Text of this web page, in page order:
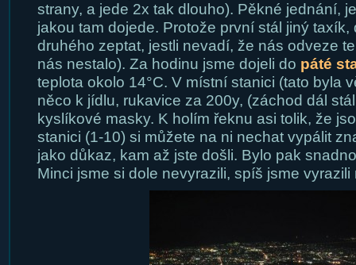
strany, a jede 2x tak dlouho). Pěkné jednání,
jakou tam dojede. Protože první stál jiný taxík,
druhého zeptat, jestli nevadí, že nás odveze
nás nestalo). Za hodinu jsme dojeli do páté
teplota okolo 14°C. V místní stanici (tato byla
něco k jídlu, rukavice za 200y, (záchod dál
kyslíkové masky. K holím řeknu asi tolik, že
stanici (1-10) si můžete na ni nechat vypálit
jako důkaz, kam až jste došli. Bylo pak
Minci jsme si dole nevyrazili, spíš jsme vyrazili